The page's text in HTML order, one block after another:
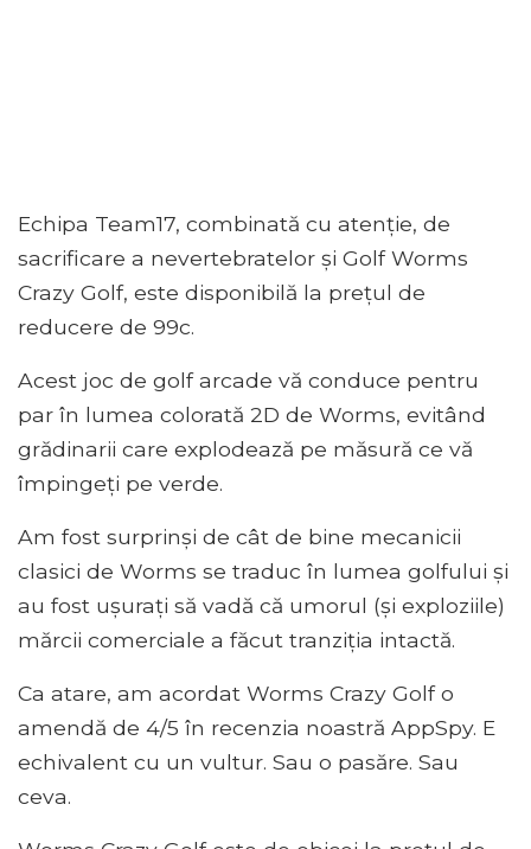
Echipa Team17, combinată cu atenție, de
sacrificare a nevertebratelor și Golf Worms
Crazy Golf, este disponibilă la prețul de
reducere de 99c.
Acest joc de golf arcade vă conduce pentru
par în lumea colorată 2D de Worms, evitând
grădinarii care explodează pe măsură ce vă
împingeți pe verde.
Am fost surprinși de cât de bine mecanicii
clasici de Worms se traduc în lumea golfului și
au fost ușurați să vadă că umorul (și exploziile)
mărcii comerciale a făcut tranziția intactă.
Ca atare, am acordat Worms Crazy Golf o
amendă de 4/5 în recenzia noastră AppSpy. E
echivalent cu un vultur. Sau o pasăre. Sau
ceva.